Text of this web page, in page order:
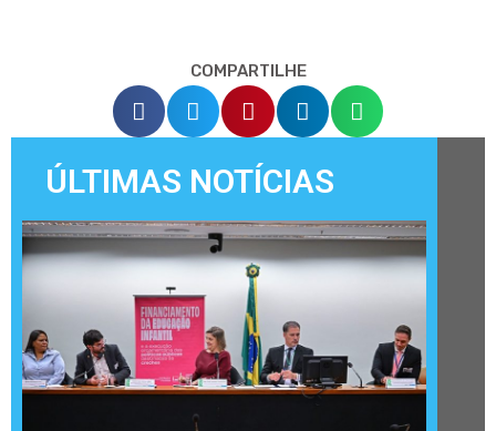
COMPARTILHE
ÚLTIMAS NOTÍCIAS